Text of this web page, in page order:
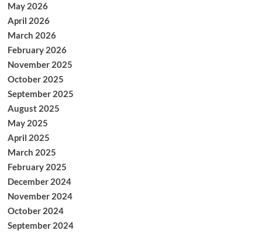
May 2026
April 2026
March 2026
February 2026
November 2025
October 2025
September 2025
August 2025
May 2025
April 2025
March 2025
February 2025
December 2024
November 2024
October 2024
September 2024